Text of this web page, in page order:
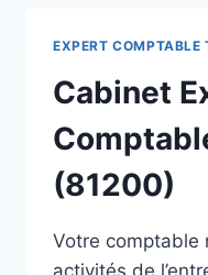
EXPERT COMPTABLE
Cabinet
(81200)
Votre comptable
activités de